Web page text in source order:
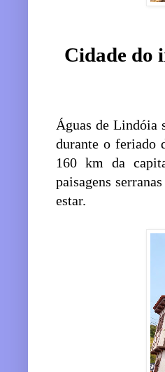
Cidade do
Águas de Lindóia
durante o feriado
160 km da
paisagens
estar.